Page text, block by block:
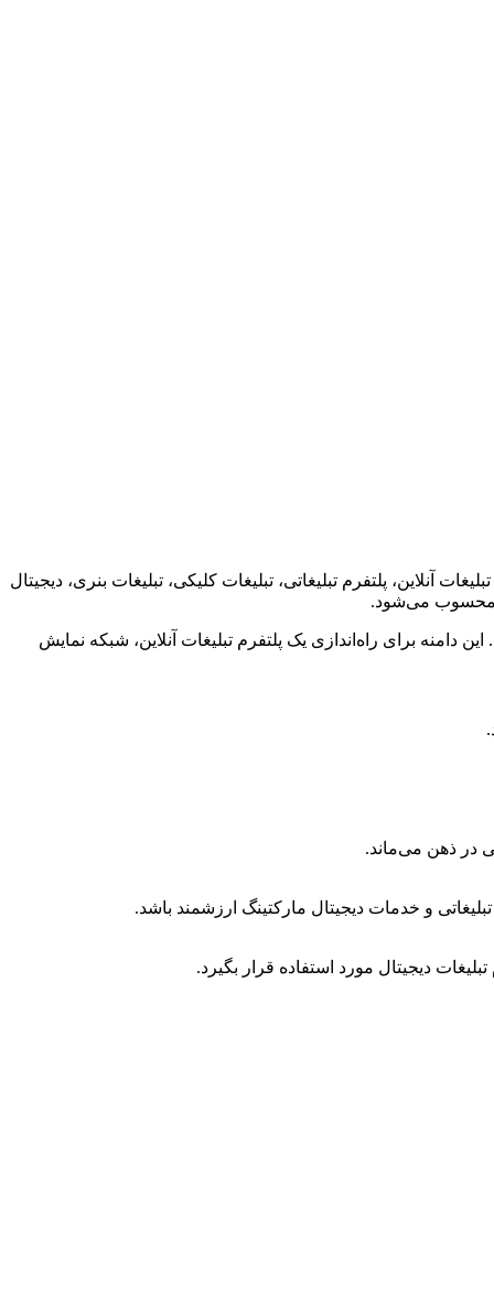
آنلاین، پلتفرم تبلیغاتی، تبلیغات کلیکی، تبلیغات بنری، دیجیتال
محسوب می‌شود.
برای راه‌اندازی یک پلتفرم تبلیغات آنلاین، شبکه نمایش
در ذهن می‌ماند.
و خدمات دیجیتال مارکتینگ ارزشمند باشد.
دیجیتال مورد استفاده قرار بگیرد.